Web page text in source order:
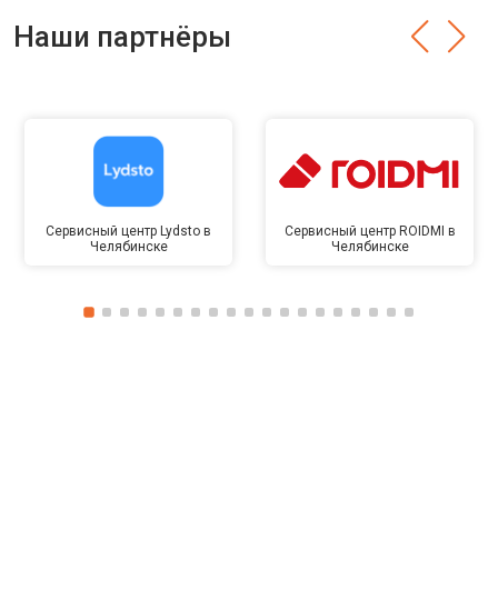
Наши партнёры
Сервисный центр Lydsto в
Челябинске
Сервисный центр ROIDMI в
Челябинске